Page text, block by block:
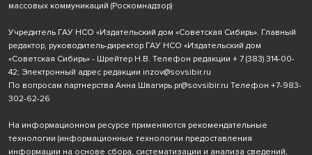
массовых коммуникаций (Роскомнадзор)
Учредитель ГАУ НСО «Издательский дом «Советская Сибирь». Главный
редактор, руководитель-директор ГАУ НСО «Издательский дом
«Советская Сибирь» - Шрейтер Н.В. Телефон редакции + 7 (383) 314-00-
42; Электронный адрес редакции inzov@sovsibir.ru
По вопросам партнерства Анна Швагирь pr@sovsibir.ru Телефон +7-983-
302-62-26
На информационном ресурсе применяются рекомендательные
технологии (информационные технологии предоставления
информации на основе сбора, систематизации и анализа сведений,